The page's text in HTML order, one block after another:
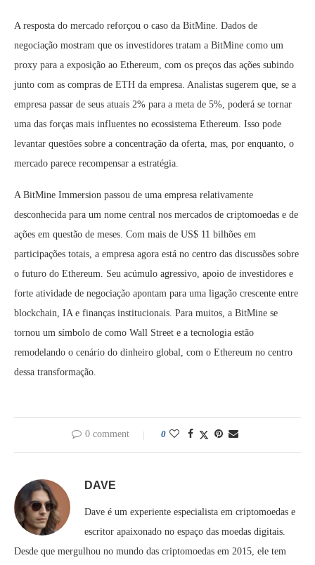
A resposta do mercado reforçou o caso da BitMine. Dados de
negociação mostram que os investidores tratam a BitMine como um
proxy para a exposição ao Ethereum, com os preços das ações subindo
junto com as compras de ETH da empresa. Analistas sugerem que, se a
empresa passar de seus atuais 2% para a meta de 5%, poderá se tornar
uma das forças mais influentes no ecossistema Ethereum. Isso pode
levantar questões sobre a concentração da oferta, mas, por enquanto, o
mercado parece recompensar a estratégia.
A BitMine Immersion passou de uma empresa relativamente
desconhecida para um nome central nos mercados de criptomoedas e de
ações em questão de meses. Com mais de US$ 11 bilhões em
participações totais, a empresa agora está no centro das discussões sobre
o futuro do Ethereum. Seu acúmulo agressivo, apoio de investidores e
forte atividade de negociação apontam para uma ligação crescente entre
blockchain, IA e finanças institucionais. Para muitos, a BitMine se
tornou um símbolo de como Wall Street e a tecnologia estão
remodelando o cenário do dinheiro global, com o Ethereum no centro
dessa transformação.
0 comment 0
DAVE
Dave é um experiente especialista em criptomoedas e
escritor apaixonado no espaço das moedas digitais.
Desde que mergulhou no mundo das criptomoedas em 2015, ele tem